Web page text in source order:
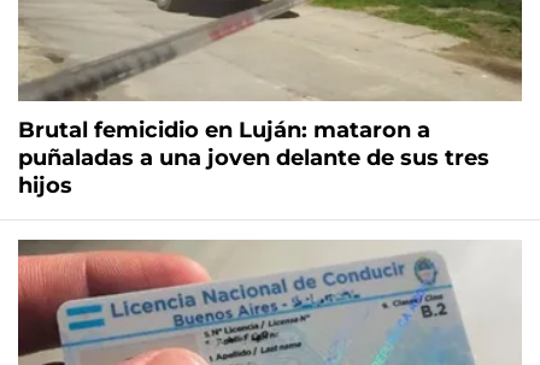
Brutal femicidio en Luján: mataron a
puñaladas a una joven delante de sus tres
hijos